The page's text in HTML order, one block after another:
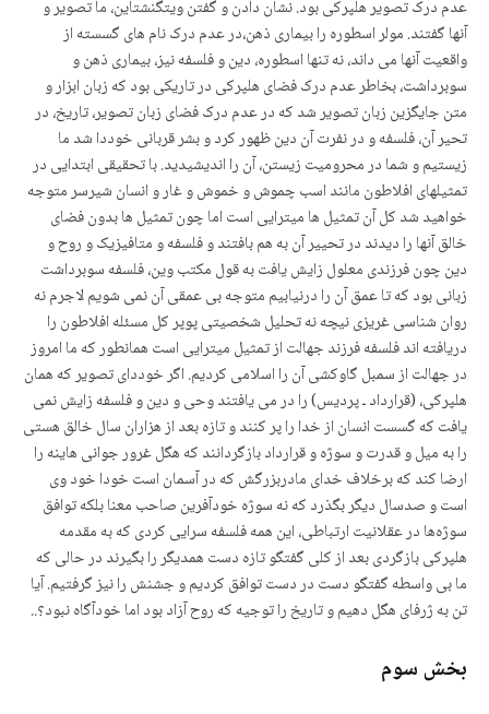
عدم درک تصویر هلپرکی بود. نشان دادن و گفتن ویتگنشتاین، ما تصویر و
آنها گفتند. مولر اسطوره را بیماری ذهن،در عدم درک نام های گسسته از
واقعیت آنها می داند، نه تنها اسطوره، دین و فلسفه نیز، بیماری ذهن و
سوبرداشت، بخاطر عدم درک فضای هلپرکی در تاریکی بود که زبان ابزار و
متن جایگزین زبان تصویر شد که در عدم درک فضای زبان تصویر، تاریخ، در
تحیر آن، فلسفه و در نفرت آن دین ظهور کرد و بشر قربانی خوددا شد ما
زیستیم و شما در محرومیت زیستن، آن را اندیشیدید. با تحقیقی ابتدایی در
تمثیلهای افلاطون مانند اسب چموش و خموش و غار و انسان شیرسر متوجه
خواهید شد کل آن تمثیل ها میترایی است اما چون تمثیل ها بدون فضای
خالق آنها را دیدند در تحییر آن به هم بافتند و فلسفه و متافیزیک و روح و
دین چون فرزندی معلول زایش یافت به قول مکتب وین، فلسفه سوبرداشت
زبانی بود که تا عمق آن را درنیابیم متوجه بی عمقی آن نمی شویم لاجرم نه
روان شناسی غریزی نیچه نه تحلیل شخصیتی پوپر کل مسئله افلاطون را
دریافته اند فلسفه فرزند جهالت از تمثیل میترایی است همانطور که ما امروز
در جهالت از سمبل گاوکشی آن را اسلامی کردیم. اگر خوددای تصویر که همان
هلپرکی، (قرارداد ـ پردیس) را در می یافتند وحی و دین و فلسفه زایش نمی
یافت که گسست انسان از خدا را پر کنند و تازه بعد از هزاران سال خالق هستی
را به میل و قدرت و سوژه و قرارداد بازگردانند که هگل غرور جوانی هاینه را
ارضا کند که برخلاف خدای مادربزرگش که در آسمان است خودا خود وی
است و صدسال دیگر بگذرد که نه سوژه خودآفرین صاحب معنا بلکه توافق
سوژەها در عقلانیت ارتباطی، این همه فلسفه سرایی کردی که به مقدمه
هلپرکی بازگردی بعد از کلی گفتگو تازه دست همدیگر را بگیرند در حالی که
ما بی واسطه گفتگو دست در دست توافق کردیم و جشنش را نیز گرفتیم. آیا
تن به ژرفای هگل دهیم و تاریخ را توجیه که روح آزاد بود اما خودآگاه نبود؟..
بخش سوم